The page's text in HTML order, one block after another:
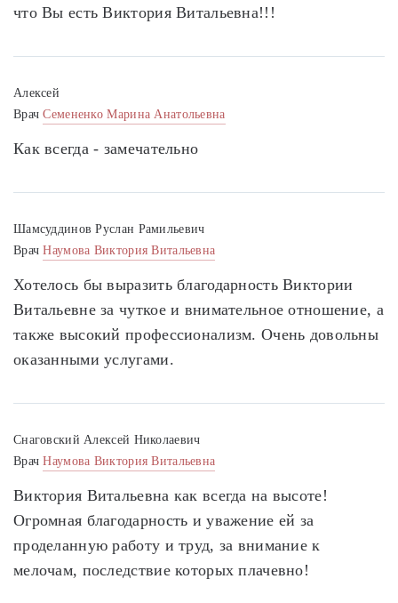
что Вы есть Виктория Витальевна!!!
Алексей
ВрачСемененко Марина Анатольевна
Как всегда - замечательно
Шамсуддинов Руслан Рамильевич
ВрачНаумова Виктория Витальевна
Хотелось бы выразить благодарность Виктории
Витальевне за чуткое и внимательное отношение, а
также высокий профессионализм. Очень довольны
оказанными услугами.
Снаговский Алексей Николаевич
ВрачНаумова Виктория Витальевна
Виктория Витальевна как всегда на высоте!
Огромная благодарность и уважение ей за
проделанную работу и труд, за внимание к
мелочам, последствие которых плачевно!